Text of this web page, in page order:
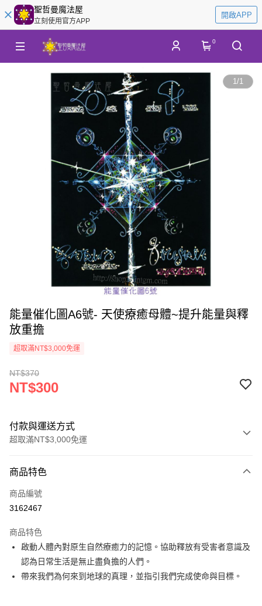
聖哲曼魔法屋
立刻使用官方APP
開啟APP
0
1/1
能量催化圖A6號- 天使療癒母體~提升能量與釋
放重擔
超取滿NT$3,000免運
NT$370
NT$300
付款與運送方式
超取滿NT$3,000免運
信用卡一次付款
超商取貨付款
Apple Pay
街口支付
商品特色
商品編號
3162467
商品特色
啟動人體內對原生自然療癒力的記憶。協助釋放有受害者意識及
認為日常生活是無止盡負擔的人們。
帶來我們為何來到地球的真理，並指引我們完成使命與目標。